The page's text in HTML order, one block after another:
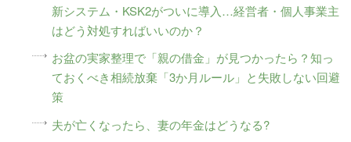
新システム・KSK2がついに導入…経営者・個人事業主
はどう対処すればいいのか？
お盆の実家整理で「親の借金」が見つかったら？知っ
ておくべき相続放棄「3か月ルール」と失敗しない回避
策
夫が亡くなったら、妻の年金はどうなる?